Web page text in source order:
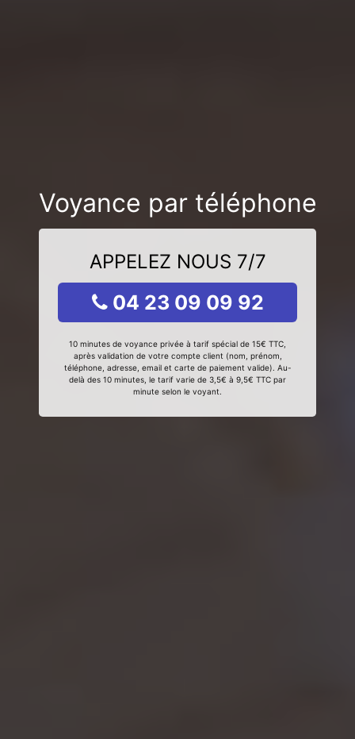
Voyance par téléphone
APPELEZ NOUS 7/7
04 23 09 09 92
10 minutes de voyance privée à tarif spécial de 15€ TTC,
après validation de votre compte client (nom, prénom,
téléphone, adresse, email et carte de paiement valide). Au-
delà des 10 minutes, le tarif varie de 3,5€ à 9,5€ TTC par
minute selon le voyant.